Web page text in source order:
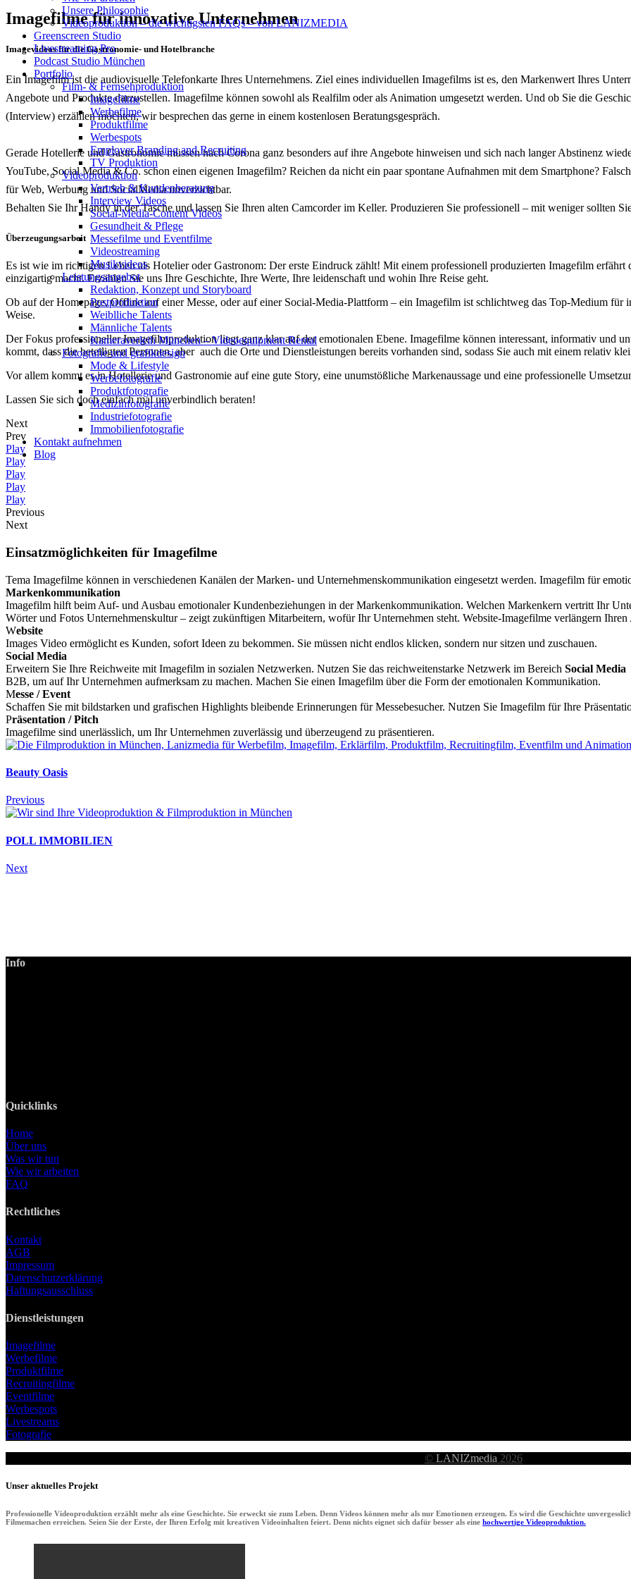
Unsere Philosophie
Videoproduktion – die wichtigsten FAQs – von LANIZMEDIA
Greenscreen Studio
Livestreaming Pro
Podcast Studio München
Portfolio
Film- & Fernsehproduktion
Imagefilme
Werbefilme
Produktfilme
Werbespots
Employer Branding and Recruiting
TV Produktion
Videoproduktion
Vertrieb & Kundenberatung
Interview Videos
Social-Media-Content Videos
Gesundheit & Pflege
Mes­se­filme und Eventfilme
Video­strea­ming
Musikvideos
Leis­tungs­an­ge­bot
Redak­ti­on, Kon­zept und Storyboard
Post­pro­duk­ti­on
Weiblliche Talents
Männliche Talents
Kameraverleih München – Videoequipment Rental
Fotografie und grafikdesign
Mode & Lifestyle
Werbefotografie
Produktfotografie
Medizinfotografie
Industriefotografie
Immobilienfotografie
Kontakt aufnehmen
Blog
Imagefilme für innovative Unternehmen
Imagevideos für die Gastronomie- und Hotelbranche
Ein Imagefilm ist die audiovisuelle Telefonkarte Ihres Unternehmens. Ziel eines individuellen Imagefilms ist es, den Markenwert Ihres
Angebote und Produkte darzustellen. Imagefilme können sowohl als Realfilm oder als Animation umgesetzt werden. Und ob Sie die
(Interview) erzählen möchten, wir besprechen das gerne in einem kostenlosen Beratungsgespräch.
Gerade Hotellerie und Gastronomie müssen nach Corona ganz besonders auf ihre Angebote hinweisen und sich nach langer Abstinenz
YouTube, Social Media & Co. schon einen eigenen Imagefilm? Reichen da nicht ein paar spontane Aufnahmen mit dem Smartphone?
für Web, Werbung und SocialMedia unverzichtbar.
Behalten Sie Ihr Handy in der Tasche und lassen Sie Ihren alten Camcorder im Keller. Produzieren Sie professionell – mit weniger sollten
Überzeugungsarbeit
Es ist wie im richtigen Leben als Hotelier oder Gastronom: Der erste Eindruck zählt! Mit einem professionell produzierten Imagefilm erfährt
einzigartig macht. Erzählen Sie uns Ihre Geschichte, Ihre Werte, Ihre leidenschaft und wohin Ihre Reise geht.
Ob auf der Homepage, Offline auf einer Messe, oder auf einer Social-Media-Plattform – ein Imagefilm ist schlichtweg das Top-Medium
Weise.
Der Fokus professioneller Imagefilmproduktion liegt ganz klar auf der emotionalen Ebene. Imagefilme können interessant, informativ und
kommt, dass die beteiligten Personen, aber auch die Orte und Dienstleistungen bereits vorhanden sind, sodass Sie auch mit einem relativ
Vor allem kommt es in Hotellerie und Gastronomie auf eine gute Story, eine unumstößliche Markenaussage und eine professionelle
Lassen Sie sich doch einfach mal unverbindlich beraten!
Next
Prev
Play
Play
Play
Play
Play
Previous
Next
Einsatzmöglichkeiten für Imagefilme
Tema Imagefilme können in verschiedenen Kanälen der Marken- und Unternehmenskommunikation eingesetzt werden. Imagefilm für
Markenkommunikation
Imagefilm hilft beim Auf- und Ausbau emotionaler Kundenbeziehungen in der Markenkommunikation. Welchen Markenkern vertritt Ihr
Wörter und Fotos Unternehmenskultur – zeigt zukünftigen Mitarbeitern, wofür Ihr Unternehmen steht. Website-Imagefilme verlängern
Website
Images Video ermöglicht es Kunden, sofort Ideen zu bekommen. Sie müssen nicht endlos klicken, sondern nur sitzen und zuschauen.
Social Media
Erweitern Sie Ihre Reichweite mit Imagefilm in sozialen Netzwerken. Nutzen Sie das reichweitenstarke Netzwerk im Bereich Social Media
B2B, um auf Ihr Unternehmen aufmerksam zu machen. Machen Sie einen Imagefilm über die Form der emotionalen Kommunikation.
Messe / Event
Schaffen Sie mit bildstarken und grafischen Highlights bleibende Erinnerungen für Messebesucher. Nutzen Sie Imagefilm für Ihre
Präsentation / Pitch
Imagefilme sind unerlässlich, um Ihr Unternehmen zuverlässig und überzeugend zu präsentieren.
Beauty Oasis
Previous
POLL IMMOBILIEN
Next
Info
Quicklinks
Home
Über uns
Was wir tun
Wie wir arbeiten
FAQ
Rechtliches
Kontakt
AGB
Impressum
Datenschutzerklärung
Haftungsausschluss
Dienstleistungen
Imagefilme
Werbefilme
Produktfilme
Recruitingfilme
Eventfilme
Werbespots
Livestreams
Fotografie
© LANIZmedia 2026
Unser aktuelles Projekt
Professionelle Videoproduktion erzählt mehr als eine Geschichte. Sie erweckt sie zum Leben. Denn Videos können mehr als nur Emotionen erzeugen. Es wird die Geschichte
Filmemachen erreichen. Seien Sie der Erste, der Ihren Erfolg mit kreativen Videoinhalten feiert. Denn nichts eignet sich dafür besser als eine hochwertige Videoproduktion.